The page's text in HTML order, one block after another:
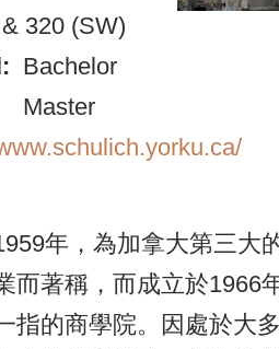
320 (SW)
Bachelor
Master
年，為加拿大第三大
而著稱，而成立於1966
指的商學院。因處於大